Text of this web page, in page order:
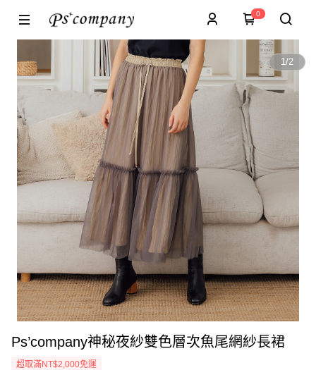
0
1/2
Ps’company神秘夜紗雙色層次魚尾網紗長裙
超取滿NT$2,000免運